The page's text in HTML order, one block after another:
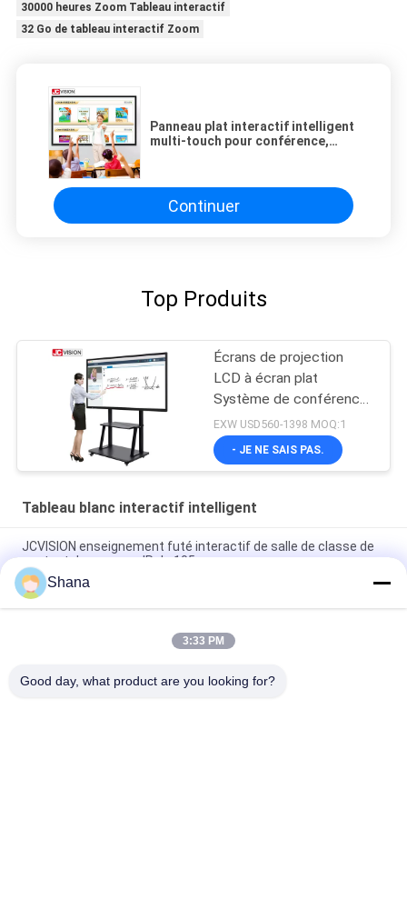
30000 heures Zoom Tableau interactif
32 Go de tableau interactif Zoom
Panneau plat interactif intelligent
multi-touch pour conférence,
Continuer
Top Produits
Écrans de projection
LCD à écran plat
Système de conférence
20 tactile
EXW USD560-1398 MOQ:1
- JE NE SAIS PAS.
Tableau blanc interactif intelligent
JCVISION enseignement futé interactif de salle de classe de
contact du panneau IR de 105 pouces
Tableau blanc interactif intelligent tout-en-un JCVISION I3 55
pouces avec écran tactile
10 points tactiles Portable Smart Board Zoom Tableau
Shana
3:33 PM
Good day, what product are you looking for?